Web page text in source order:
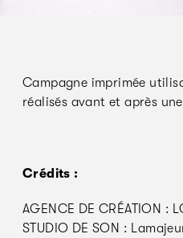
Campagne imprimée
réalisés avant et après
Crédits :
AGENCE DE CRÉATION :
STUDIO DE SON :